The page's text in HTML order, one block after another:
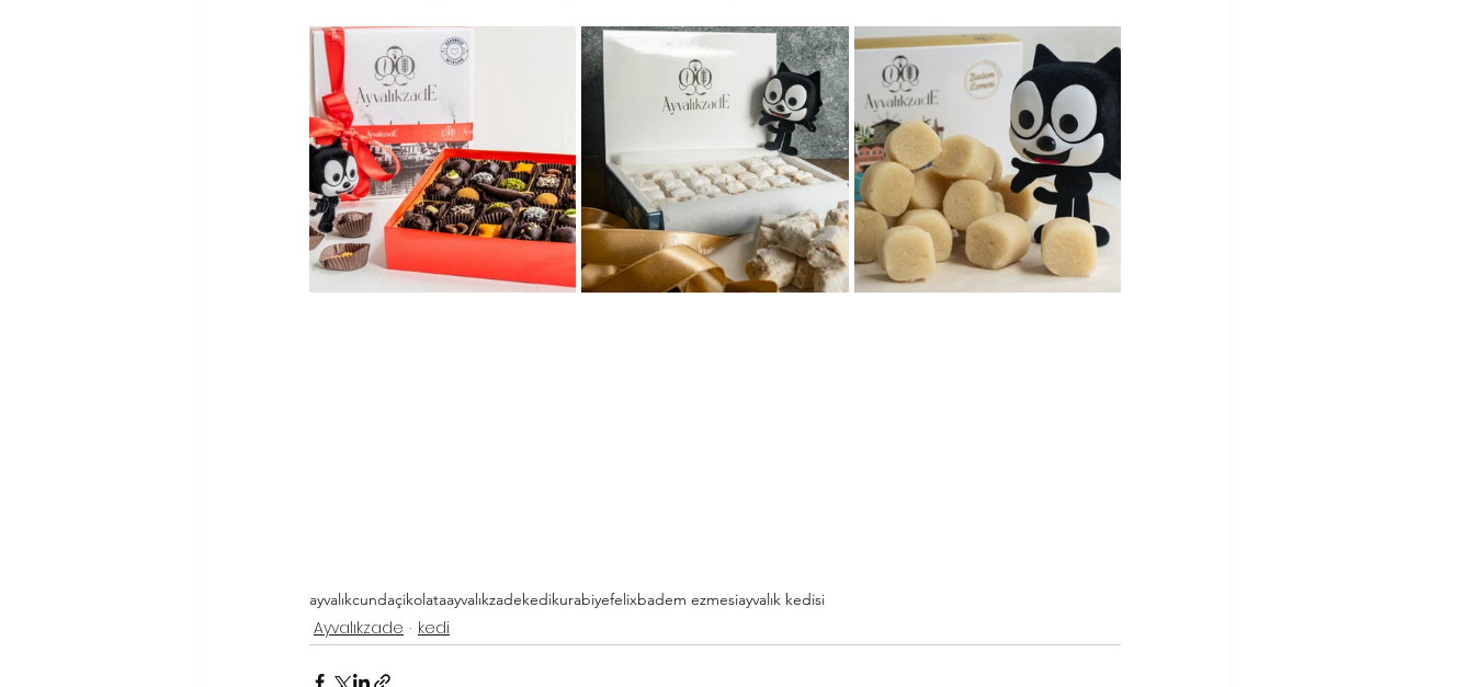
ayvalıkcundaçikolataayvalıkzadekedikurabiyefelixbadem ezmesiayvalık kedisi
Ayvalıkzade kedi